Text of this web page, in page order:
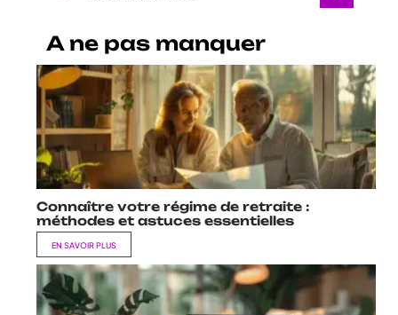
A ne pas manquer
Connaître votre régime de retraite :
méthodes et astuces essentielles
EN SAVOIR PLUS